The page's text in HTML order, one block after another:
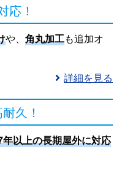
応！
や、 角丸加工も追加オ
詳細を見る
久！
年以上の長期屋外に対応